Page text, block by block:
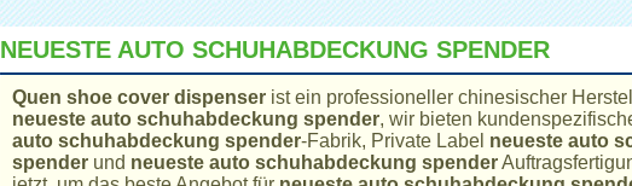
NEUESTE AUTO SCHUHABDECKUNG SPENDER
Quen shoe cover dispenser ist ein professioneller chinesischer
neueste auto schuhabdeckung spender, wir bieten
auto schuhabdeckung spender-Fabrik, Private Label neueste auto
spender und neueste auto schuhabdeckung spender